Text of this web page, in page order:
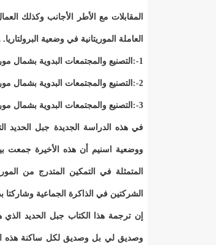
المقابلات مع الأطر الأجانب وكذلك
العاملة الموريتانية في وضعية
1-:التصنيع والمجتمعات البدوية بشمال موريتانيا (الزويرات).
2-:التصنيع والمجتمعات البدوية بشمال موريتانيا انوذيبو.
3-:التصنيع والمجتمعات البدوية بشمال موريتانيا (آدرار (المجتمع البيظاني والهجرة)).
ووضعية اسنيم أن هذه الأخيرة جمعت بين
المتمثلة في التمكين المتدرج من
الشركتين في الذاكرة الجماعية
إن ترجمة هذا الكتاب جبل الحديد
وصديق لي بل وصديق لكل ساكنة هذه